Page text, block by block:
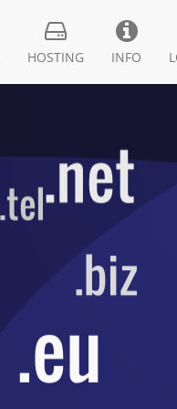
HOSTING INFO